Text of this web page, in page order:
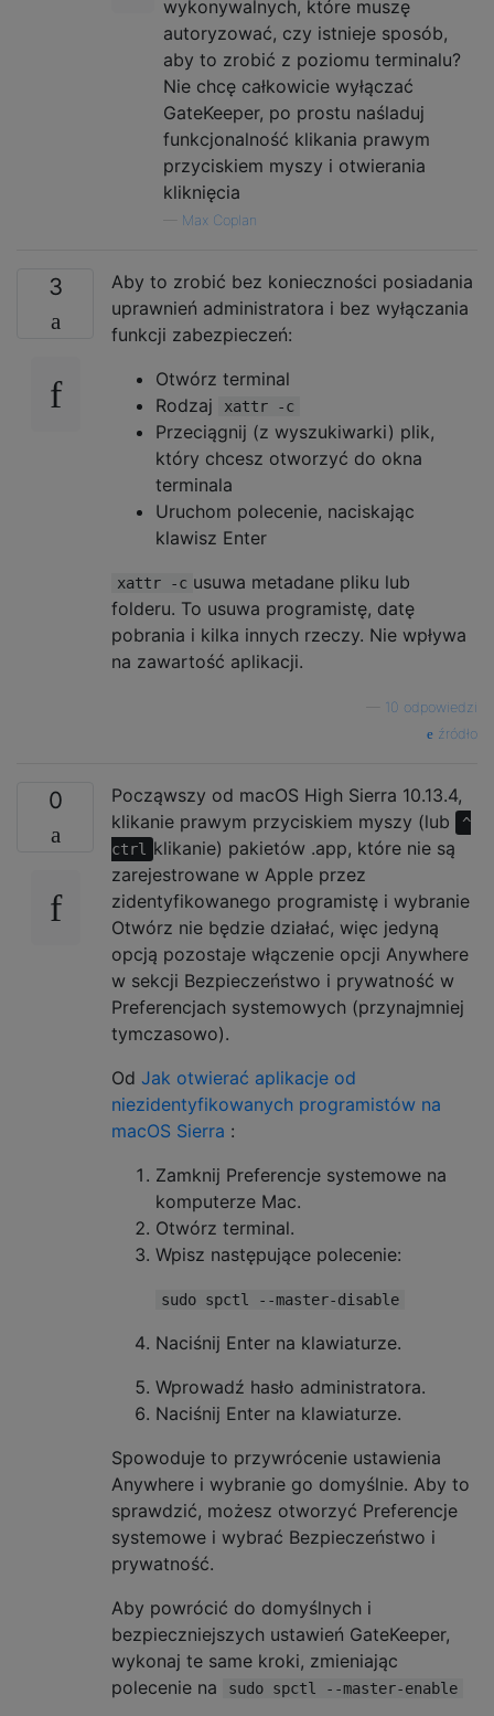
wykonywalnych, które muszę
autoryzować, czy istnieje sposób,
aby to zrobić z poziomu terminalu?
Nie chcę całkowicie wyłączać
GateKeeper, po prostu naśladuj
funkcjonalność klikania prawym
przyciskiem myszy i otwierania
kliknięcia
Max Coplan
3
Aby to zrobić bez konieczności posiadania
uprawnień administratora i bez wyłączania
funkcji zabezpieczeń:
Otwórz terminal
Rodzaj
xattr -c
Przeciągnij (z wyszukiwarki) plik,
który chcesz otworzyć do okna
terminala
Uruchom polecenie, naciskając
klawisz Enter
xattr -c usuwa metadane pliku lub
folderu. To usuwa programistę, datę
pobrania i kilka innych rzeczy. Nie wpływa
na zawartość aplikacji.
10 odpowiedzi
źródło
0
Począwszy od macOS High Sierra 10.13.4,
klikanie prawym przyciskiem myszy (lub
^
ctrl
klikanie) pakietów .app, które nie są
zarejestrowane w Apple przez
zidentyfikowanego programistę i wybranie
Otwórz nie będzie działać, więc jedyną
opcją pozostaje włączenie opcji Anywhere
w sekcji Bezpieczeństwo i prywatność w
Preferencjach systemowych (przynajmniej
tymczasowo).
Od Jak otwierać aplikacje od
niezidentyfikowanych programistów na
macOS Sierra :
Zamknij Preferencje systemowe na
komputerze Mac.
Otwórz terminal.
Wpisz następujące polecenie:
sudo spctl --master-disable
Naciśnij Enter na klawiaturze.
Wprowadź hasło administratora.
Naciśnij Enter na klawiaturze.
Spowoduje to przywrócenie ustawienia
Anywhere i wybranie go domyślnie. Aby to
sprawdzić, możesz otworzyć Preferencje
systemowe i wybrać Bezpieczeństwo i
prywatność.
Aby powrócić do domyślnych i
bezpieczniejszych ustawień GateKeeper,
wykonaj te same kroki, zmieniając
polecenie na
sudo spctl --master-enable